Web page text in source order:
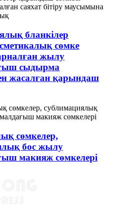
бланкілер
сөмке
жылу
сыдырма
жасалған қарындаш
сөмкелер,
бос жылу
макияж сөмкелері